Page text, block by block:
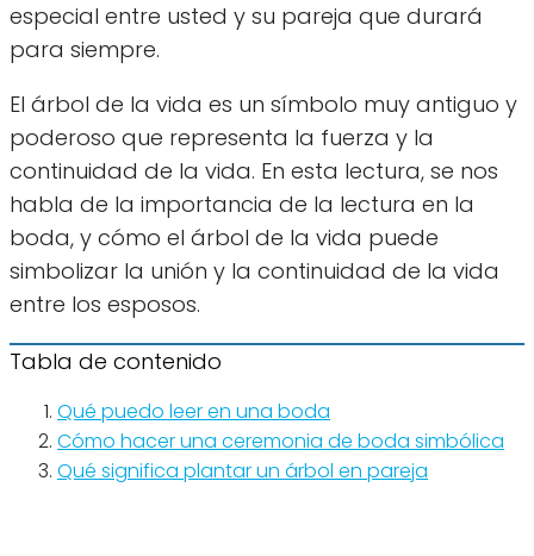
especial entre usted y su pareja que durará
para siempre.
El árbol de la vida es un símbolo muy antiguo y
poderoso que representa la fuerza y la
continuidad de la vida. En esta lectura, se nos
habla de la importancia de la lectura en la
boda, y cómo el árbol de la vida puede
simbolizar la unión y la continuidad de la vida
entre los esposos.
Tabla de contenido
Qué puedo leer en una boda
Cómo hacer una ceremonia de boda simbólica
Qué significa plantar un árbol en pareja